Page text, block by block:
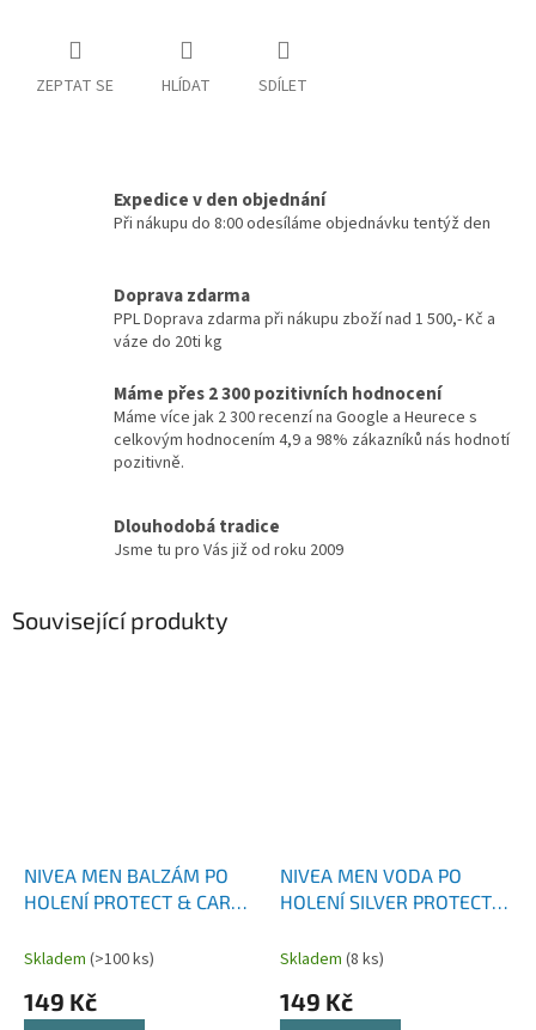
ZEPTAT SE HLÍDAT SDÍLET
Expedice v den objednání
Při nákupu do 8:00 odesíláme objednávku tentýž den
Doprava zdarma
PPL Doprava zdarma při nákupu zboží nad 1 500,- Kč a
váze do 20ti kg
Máme přes 2 300 pozitivních hodnocení
Máme více jak 2 300 recenzí na Google a Heurece s
celkovým hodnocením 4,9 a 98% zákazníků nás hodnotí
pozitivně.
Dlouhodobá tradice
Jsme tu pro Vás již od roku 2009
Související produkty
NIVEA MEN BALZÁM PO
HOLENÍ PROTECT & CARE
Skladem (>100 ks)
149 Kč
NIVEA MEN VODA PO
HOLENÍ SILVER PROTECT
Skladem (8 ks)
149 Kč